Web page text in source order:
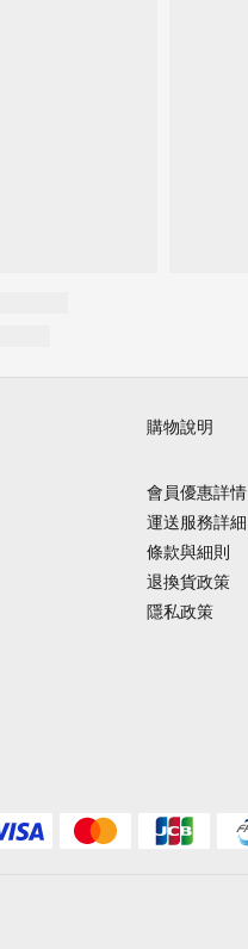
購物說明
會員優惠詳情
運送服務詳細
條款與細則
退換貨政策
隱私政策